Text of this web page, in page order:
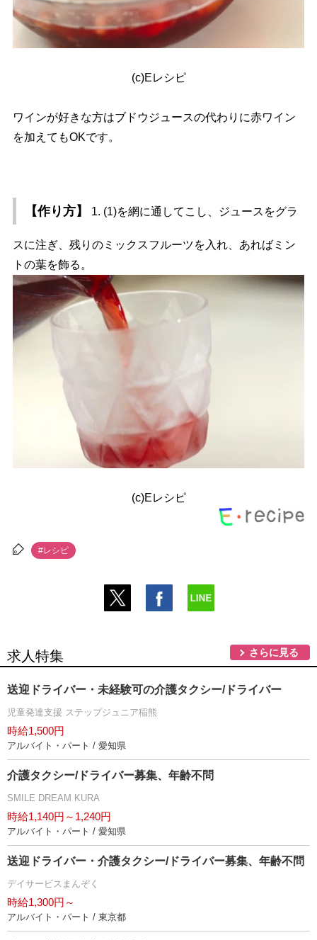
(c)Eレシピ
ワインが好きな方はブドウジュースの代わりに赤ワイン
を加えてもOKです。
【作り方】 1. (1)を網に通してこし、ジュースをグラ
スに注ぎ、残りのミックスフルーツを入れ、あればミン
トの葉を飾る。
(c)Eレシピ
#レシピ
求人特集 さらに見る
送迎ドライバー・未経験可の介護タクシー/ドライバー
児童発達支援 ステップジュニア稲熊
時給1,500円
アルバイト・パート / 愛知県
介護タクシー/ドライバー募集、年齢不問
SMILE DREAM KURA
時給1,140円～1,240円
アルバイト・パート / 愛知県
送迎ドライバー・介護タクシー/ドライバー募集、年齢不問
デイサービスまんぞく
時給1,300円～
アルバイト・パート / 東京都